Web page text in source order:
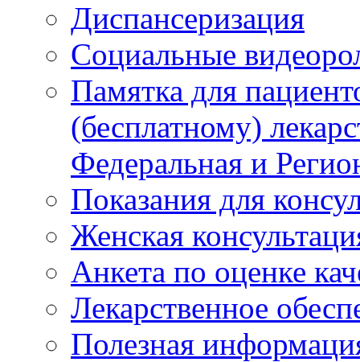
Диспансеризация
Социальные
Памятка для
(бесплатному)
Федеральная и
Показания для
Женская
Анкета по оценке
Лекарственное
Полезная